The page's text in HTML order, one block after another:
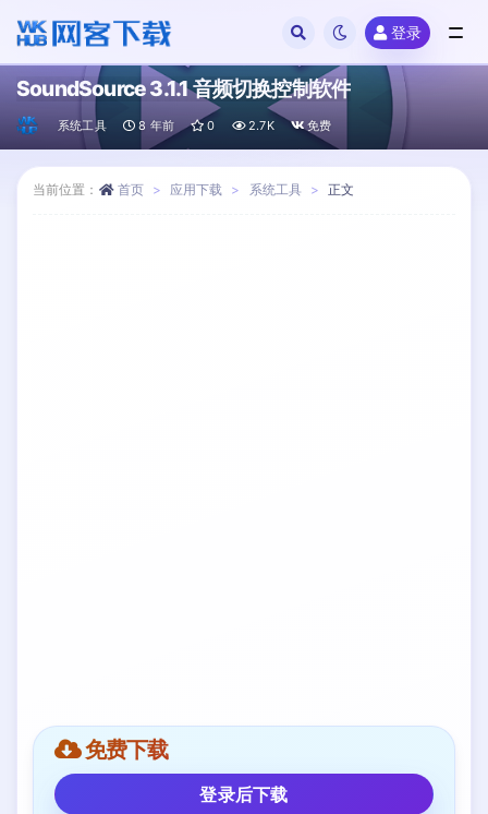
登录
SoundSource 3.1.1 音频切换控制软件
系统工具 8 年前 0 2.7K 免费
当前位置： 首页 应用下载 系统工具 正文
免费下载
登录后下载
全部